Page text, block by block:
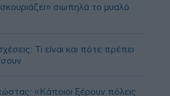
σιωπηλά το μυαλό
Τι είναι και πότε πρέπει
«Κάποιοι ξέρουν πόλεις